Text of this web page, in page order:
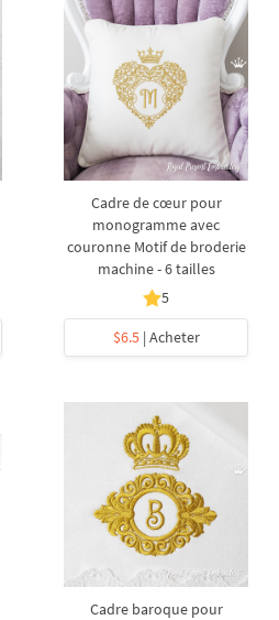
Cadre de cœur pour
monogramme avec
couronne Motif de broderie
machine - 6 tailles
5
$6.5| Acheter
Cadre baroque pour